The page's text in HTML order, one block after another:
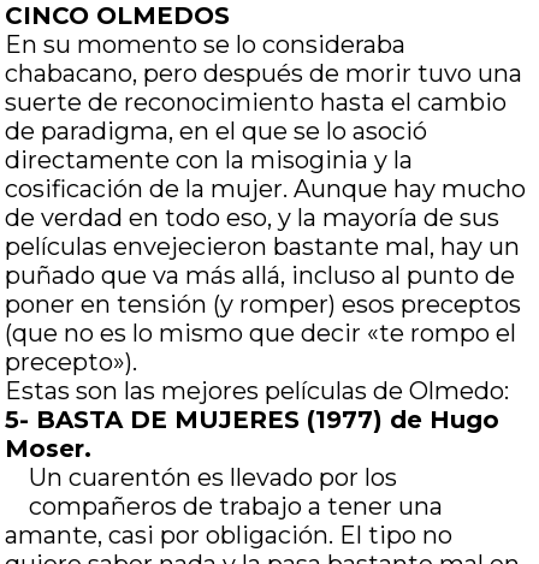
CINCO OLMEDOS
En su momento se lo consideraba
chabacano, pero después de morir tuvo una
suerte de reconocimiento hasta el cambio
de paradigma, en el que se lo asoció
directamente con la misoginia y la
cosificación de la mujer. Aunque hay mucho
de verdad en todo eso, y la mayoría de sus
películas envejecieron bastante mal, hay un
puñado que va más allá, incluso al punto de
poner en tensión (y romper) esos preceptos
(que no es lo mismo que decir «te rompo el
precepto»).
Estas son las mejores películas de Olmedo:
5- BASTA DE MUJERES (1977) de Hugo
Moser.
Un cuarentón es llevado por los
compañeros de trabajo a tener una
amante, casi por obligación. El tipo no